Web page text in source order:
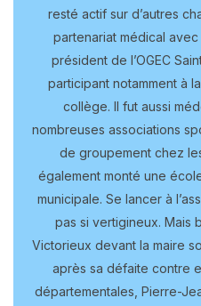
resté actif sur d’autres
partenariat médical
président de l’OGEC
participant notamment à
collège. Il fut aussi
nombreuses associations
de groupement chez
également monté une
municipale. Se lancer à
pas si vertigineux. Mais
Victorieux devant la maire
après sa défaite contre
départementales, Pierre-